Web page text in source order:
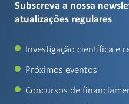
Subscreva a nossa
atualizações regulares
Investigação científica e
Próximos eventos
Concursos de